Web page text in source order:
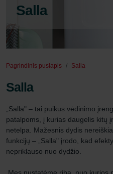
Salla
Pagrindinis puslapis Salla
Salla
„Salla" – tai puikus vėdinimo
patalpoms, į kurias daugelis kitų
netelpa. Mažesnis dydis
funkcijų – „Salla" įrodo, kad
nepriklauso nuo dydžio.